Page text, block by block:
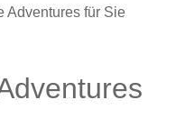
Adventures für Sie